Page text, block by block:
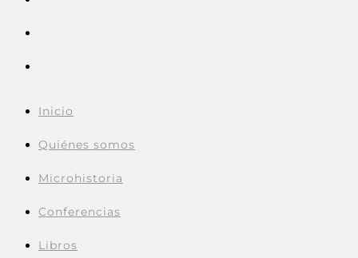
Inicio
Quiénes somos
Microhistoria
Conferencias
Libros